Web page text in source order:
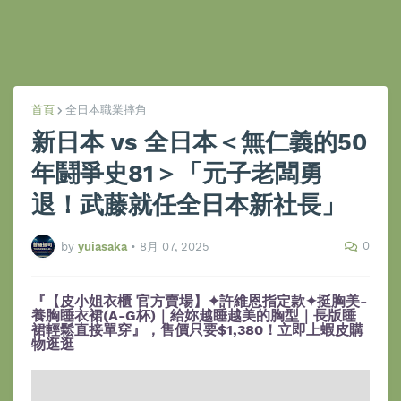
首頁 全日本職業摔角
新日本 vs 全日本＜無仁義的50
年鬪爭史81＞「元子老闆勇
退！武藤就任全日本新社長」
by yuiasaka • 8月 07, 2025 0
『【皮小姐衣櫃 官方賣場】✦許維恩指定款✦挺胸美-
養胸睡衣裙(A-G杯)｜給妳越睡越美的胸型｜長版睡
裙輕鬆直接單穿』，售價只要$1,380！立即上蝦皮購
物逛逛